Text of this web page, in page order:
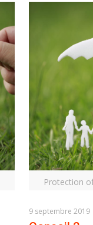
Protection
9 septembre 2019